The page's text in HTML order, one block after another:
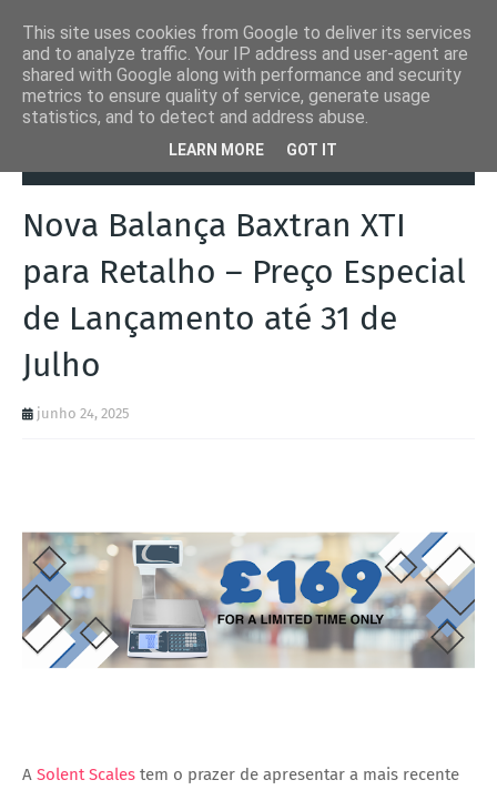
Baxtran
Nova Balança Baxtran XTI para Retalho –
Nova Balança Baxtran XTI
para Retalho – Preço Especial
de Lançamento até 31 de
Julho
junho 24, 2025
A Solent Scales tem o prazer de apresentar a mais recente
This site uses cookies from Google to deliver its services
and to analyze traffic. Your IP address and user-agent are
shared with Google along with performance and security
metrics to ensure quality of service, generate usage
statistics, and to detect and address abuse.
LEARN MORE GOT IT